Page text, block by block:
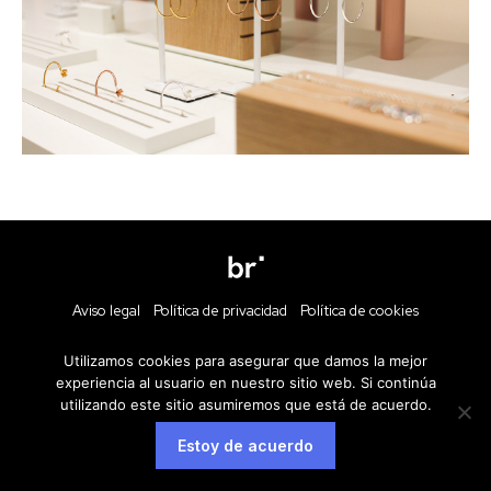
Aviso legal Política de privacidad Política de cookies
Utilizamos cookies para asegurar que damos la mejor
experiencia al usuario en nuestro sitio web. Si continúa
utilizando este sitio asumiremos que está de acuerdo.
Estoy de acuerdo